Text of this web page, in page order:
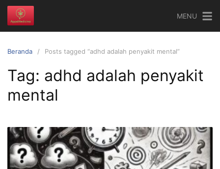
Langsung
konten
MENU
Beranda Posts tagged “adhd adalah penyakit mental”
Tag: adhd adalah penyakit
mental